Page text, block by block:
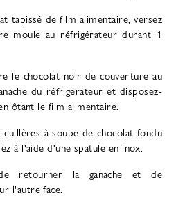
tapissé de film alimentaire, versez
moule au réfrigérateur durant 1
le chocolat noir de couverture au
du réfrigérateur et disposez-
ôtant le film alimentaire.
à soupe de chocolat fondu
à l'aide d'une spatule en inox.
retourner la ganache et de
l'autre face.